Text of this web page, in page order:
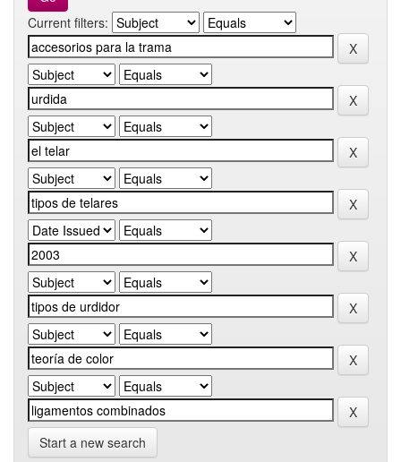
Current filters:
Start a new search